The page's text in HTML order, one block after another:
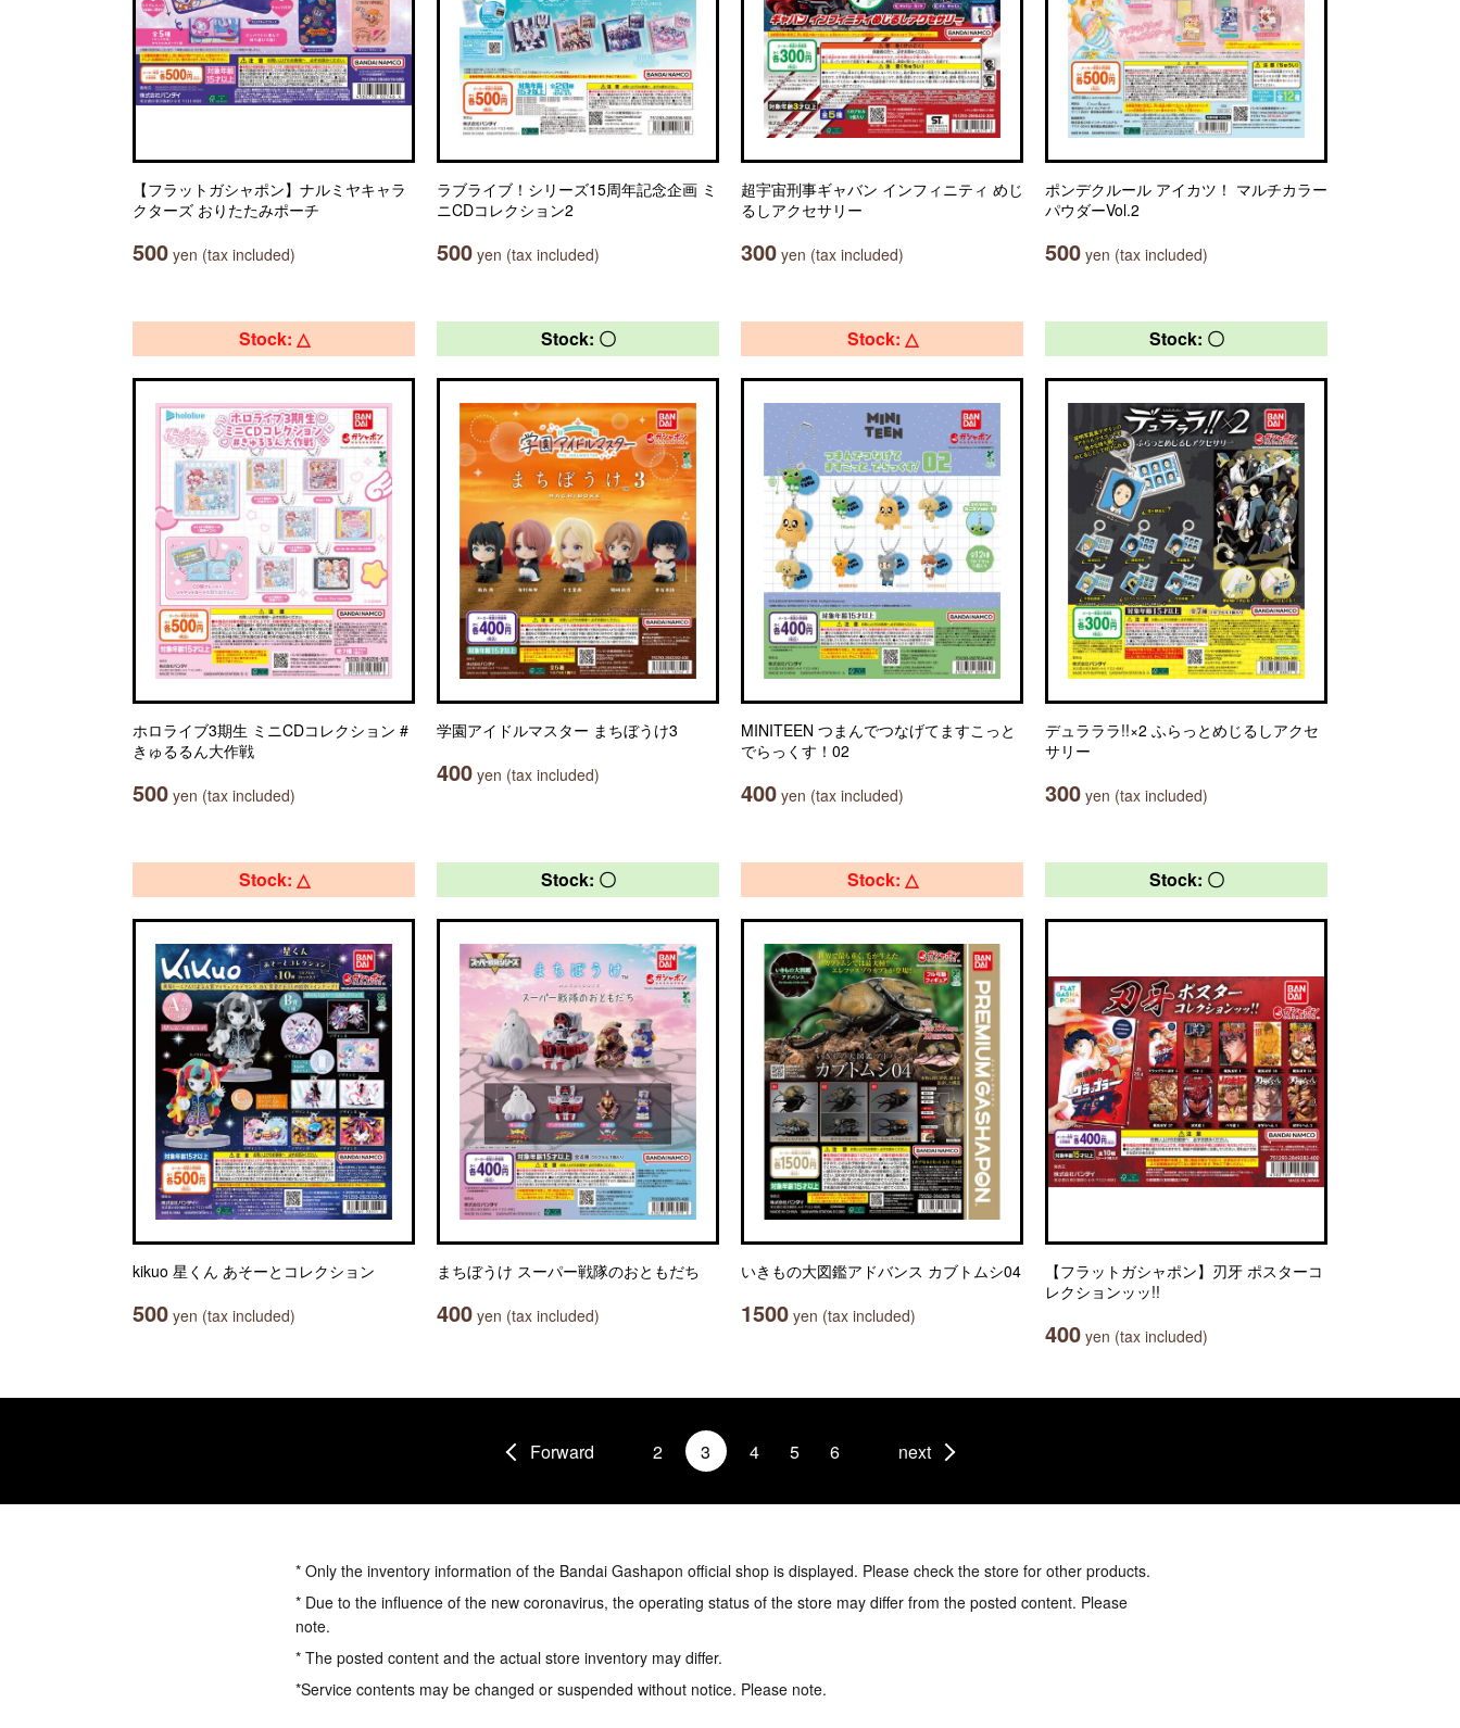
【フラットガシャポン】ナルミヤキャラ
クターズ おりたたみポーチ
500 yen (tax included)
ラブライブ！シリーズ15周年記念企画 ミ
ニCDコレクション2
500 yen (tax included)
超宇宙刑事ギャバン インフィニティ めじ
るしアクセサリー
300 yen (tax included)
ポンデクルール アイカツ！ マルチカラー
パウダーVol.2
500 yen (tax included)
Stock: △
ホロライブ3期生 ミニCDコレクション #
きゅるるん大作戦
500 yen (tax included)
Stock: 〇
学園アイドルマスター まちぼうけ3
400 yen (tax included)
Stock: △
MINITEEN つまんでつなげてますこっと
でらっくす！02
400 yen (tax included)
Stock: 〇
デュラララ!!×2 ふらっとめじるしアクセ
サリー
300 yen (tax included)
Stock: △
kikuo 星くん あそーとコレクション
500 yen (tax included)
Stock: 〇
まちぼうけ スーパー戦隊のおともだち
400 yen (tax included)
Stock: △
いきもの大図鑑アドバンス カブトムシ04
1500 yen (tax included)
Stock: 〇
【フラットガシャポン】刃牙 ポスターコ
レクションッッ!!
400 yen (tax included)
Forward 2 3 4 5 6 next
* Only the inventory information of the Bandai Gashapon official shop is displayed. Please check the store for other products.
* Due to the influence of the new coronavirus, the operating status of the store may differ from the posted content. Please
note.
* The posted content and the actual store inventory may differ.
*Service contents may be changed or suspended without notice. Please note.